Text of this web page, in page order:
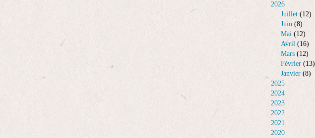
2026
Juillet (12)
Juin (8)
Mai (12)
Avril (16)
Mars (12)
Février (13)
Janvier (8)
2025
2024
2023
2022
2021
2020